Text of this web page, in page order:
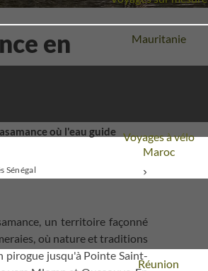
Voyage
Mauritanie
Voyage
Maroc
Voyage
Réunion
Voyages à vélo
en
où l'eau guide
Sénégal
un territoire façonné
où nature et traditions
pirogue jusqu'à Pointe Saint-